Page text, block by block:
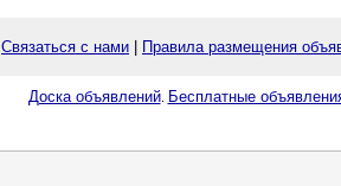
Связаться с нами Правила размещения
Доска объявлений. Бесплатные